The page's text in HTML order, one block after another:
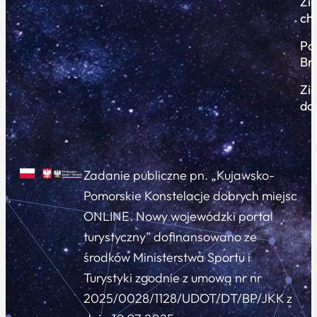
Zadanie publiczne pn. „Kujawsko-
Pomorskie Konstelacje dobrych miejsc
ONLINE. Nowy wojewódzki portal
turystyczny” dofinansowano ze
środków Ministerstwa Sportu i
Turystyki zgodnie z umową nr nr
2025/0028/1128/UDOT/DT/BP/JKK z